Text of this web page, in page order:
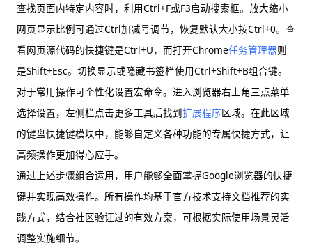
查找页面内特定内容时，利用Ctrl+F或F3启动搜索框。放大缩小
网页显示比例可通过Ctrl加减号调节，恢复默认大小按Ctrl+0。查
看网页源代码的快捷键是Ctrl+U，而打开Chrome任务管理器则
是Shift+Esc。切换显示或隐藏书签栏使用Ctrl+Shift+B组合键。
对于常用操作可个性化设置宏命令。进入浏览器右上角三点菜单
选择设置，左侧栏点击更多工具后找到扩展程序区域。在此区域
的键盘快捷键模块中，能够自定义各种功能的专属快捷方式，让
高频操作更加得心应手。
通过上述步骤组合运用，用户能够全面掌握Google浏览器的快捷
键并实现高效操作。所有操作均基于官方技术支持文档推荐的实
践方式，结合社区验证过的有效方案，可根据实际使用场景灵活
调整实施细节。